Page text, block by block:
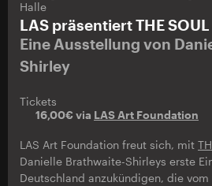
Halle
LAS präsentiert THE SOUL
Eine Ausstellung von
Shirley
Tickets
16,00€ via LAS Art Foundation
LAS Art Foundation freut sich, mit
Danielle Brathwaite-Shirleys erste
Deutschland anzukündigen, die vom